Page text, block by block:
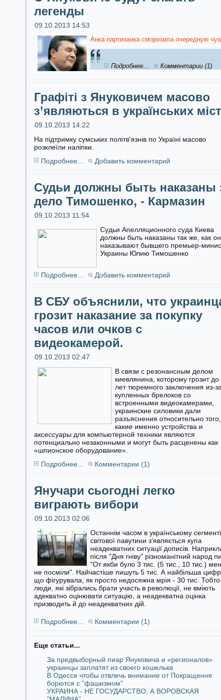
легенды
09.10.2013 14:53
Анка партизанка сморозила очередную
Подробнее... Комментарии (1)
Графіті з Януковичем масово
з’являються в українських
09.10.2013 14:22
На підтримку сумських політв'язнів по Україні масово
розклеїли наліпки.
Подробнее...
Добавить комментарий
Судьи должны быть наказаны
дело Тимошенко, - Кармазин
09.10.2013 11:54
Судьи Апелляционного суда Киева
должны быть наказаны так же, как
наказывают бывшего премьер-
Украины Юлию Тимошенко
Подробнее... Добавить комментарий
В СБУ объяснили, что
грозит наказание за покупку
часов или очков с
видеокамерой.
09.10.2013 02:47
В связи с резонансным делом
киевлянина, которому грозит до
лет тюремного заключения из-
купленных брелоков со
встроенными видеокамерами,
украинские силовики дали
разъяснения относительно того,
какие именно устройства и
аксессуары для компьютерной техники являются
потенциально незаконными и могут быть расценены как
«шпионское оборудование».
Подробнее...
Комментарии (1)
Янучари сьогодні легко
виграють вибори
09.10.2013 02:06
Останнім часом в українському сегменті
світової павутини з’являється купа
неадекватних ситуації дописів.
після "Дня гніву" різноманітний народ
"От якби було 3 тис. (5 тис., 10 тис.)
не посміли". Найчастіше пишуть 5 тис. А найбільша
що фігурувала, як просто недосяжна мрія - 30 тис. Тобто
люди, які зібрались брати участь в революції, не вміють
адекватно оцінювати ситуацію, а неадекватна оцінка
призводить й до неадекватних дій.
Подробнее... Комментарии (1)
Еще статьи...
За предвыборный пиар Януковича и «регионалов»
украинцы заплатят из своего кошелька
В Одессе чтобы отвлечь внимание от Покращення
борются с "фашизмом"
УКРАИНА - НЕ ГОСУДАРСТВО, А ВОРОВСКАЯ